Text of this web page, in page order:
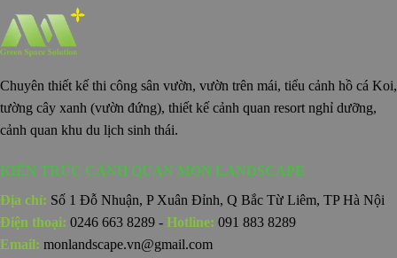
Chuyên thiết kế thi công sân vườn, vườn trên mái, tiểu cảnh hồ cá Koi,
tường cây xanh (vườn đứng), thiết kế cảnh quan resort nghỉ dưỡng,
cảnh quan khu du lịch sinh thái.
KIẾN TRÚC CẢNH QUAN MON LANDSCAPE
Địa chỉ: Số 1 Đỗ Nhuận, P Xuân Đỉnh, Q Bắc Từ Liêm, TP Hà Nội
Điện thoại: 0246 663 8289 - Hotline: 091 883 8289
Email: monlandscape.vn@gmail.com